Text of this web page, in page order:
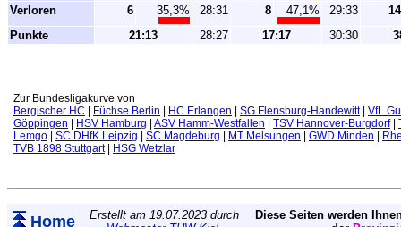
Verloren
6 35,3% 28:31 8 47,1% 29:33
14
Punkte
21:13 28:27 17:17 30:30
Zur Bundesligakurve von
Bergischer HC
Füchse Berlin HC Erlangen SG Flensburg-Handewitt| VfL
Göppingen
HSV Hamburg ASV Hamm-Westfallen TSV Hannover-Burgdorf|
Lemgo
SC DHfK Leipzig SC Magdeburg MT Melsungen GWD Minden
TVB 1898 Stuttgart| HSG Wetzlar
Home
Erstellt am 19.07.2023 durch
Diese Seiten werden